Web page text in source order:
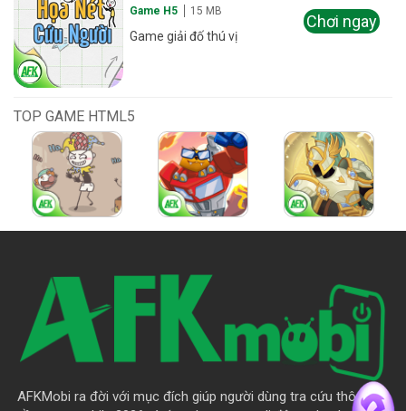
Game H5 15 MB
Game giải đố thú vị
Chơi ngay
TOP GAME HTML5
AFKMobi ra đời với mục đích giúp người dùng tra cứu thông tin